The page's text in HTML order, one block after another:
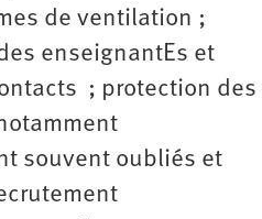
de ventilation ;
enseignantEs et
; protection des
souvent oubliés et